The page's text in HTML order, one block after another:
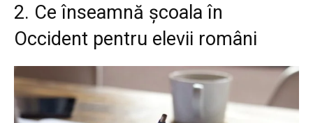
2. Ce înseamnă școala în
Occident pentru elevii români